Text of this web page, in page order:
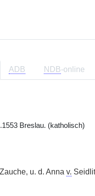
ADB NDB-online
Breslau. (katholisch)
u. d. Anna v.